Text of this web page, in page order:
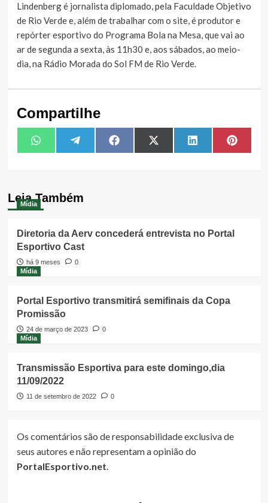
Lindenberg é jornalista diplomado, pela Faculdade Objetivo
de Rio Verde e, além de trabalhar com o site, é produtor e
repórter esportivo do Programa Bola na Mesa, que vai ao
ar de segunda a sexta, às 11h30 e, aos sábados, ao meio-
dia, na Rádio Morada do Sol FM de Rio Verde.
Compartilhe
Share
on
WhatsAppShare
on
TelegramShare
on
FacebookShare
on
X
(Twitter)
Share
on
LinkedIn Share
on
Leia Também
Mídia
Diretoria da Aerv concederá entrevista no Portal
Esportivo Cast
há 9 meses
0
Mídia
Portal Esportivo transmitirá semifinais da Copa
Promissão
24 de março de 2023
0
Mídia
Transmissão Esportiva para este domingo,dia
11/09/2022
11 de setembro de 2022 0
Os comentários são de responsabilidade exclusiva de
seus autores e não representam a opinião do
PortalEsportivo.net.